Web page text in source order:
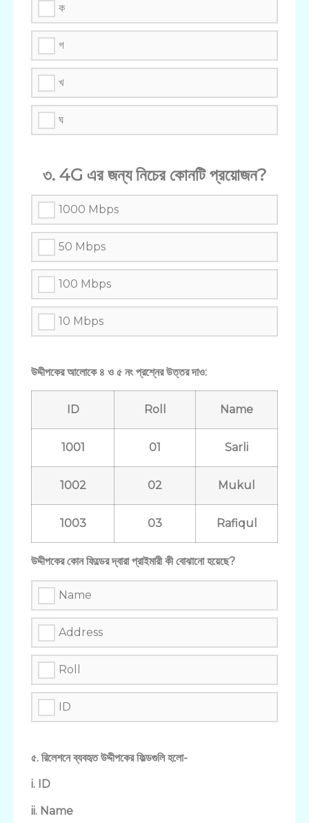
ক
গ
খ
ঘ
৩. 4G এর জন্য নিচের কোনটি প্রয়োজন?
1000 Mbps
50 Mbps
100 Mbps
10 Mbps
উদ্দীপকের আলোকে ৪ ও ৫ নং প্রশ্নের উত্তর দাও:
ID Roll Name
1001 01 Sarli
1002 02 Mukul
1003 03 Rafiqul
উদ্দীপকের কোন ফিল্ডের দ্বারা প্রাইমারী কী বোঝানো হয়েছে?
Name
Address
Roll
ID
৫. রিলেশনে ব্যবহৃত উদ্দীপকের ফিল্ডগুলি হলো-
i. ID
ii. Name